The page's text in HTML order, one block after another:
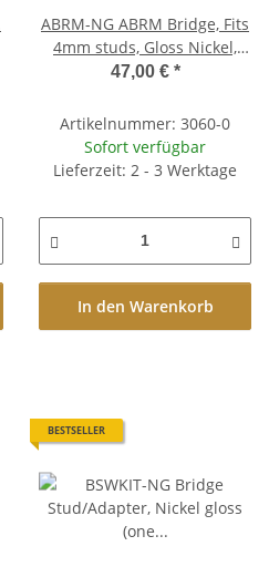
ABRM-NG ABRM Bridge, Fits
4mm studs, Gloss Nickel,
Brass saddles nickel plated
47,00 € *
Artikelnummer: 3060-0
Sofort verfügbar
Lieferzeit: 2 - 3 Werktage
In den Warenkorb
BESTSELLER